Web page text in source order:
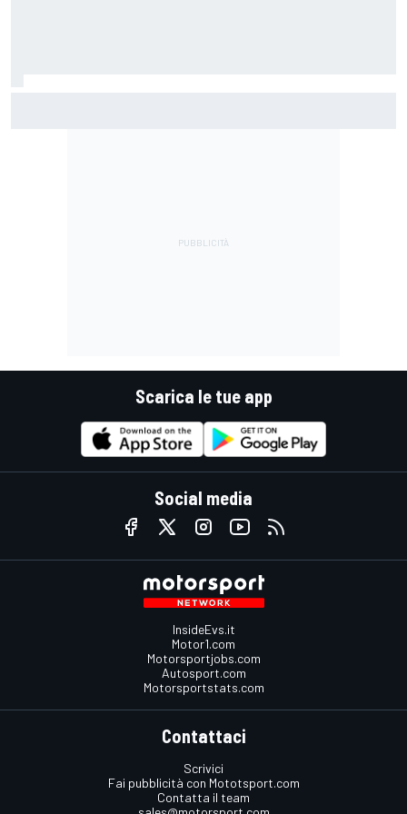
Scarica le tue app
Social media
InsideEvs.it
Motor1.com
Motorsportjobs.com
Autosport.com
Motorsportstats.com
Contattaci
Scrivici
Fai pubblicità con Mototsport.com
Contatta il team